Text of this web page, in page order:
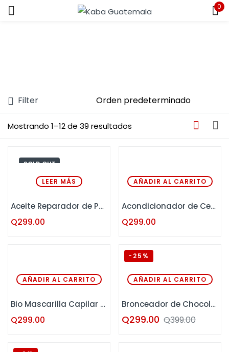
0
Mostrando 1–12 de 39 resultados
Filter
SOLD OUT
LEER MÁS
Aceite Reparador de Puntas La Receta 30 ml
Q299.00
AÑADIR AL CARRITO
Acondicionador de Ceramidas Kaba 500 ML
Q299.00
AÑADIR AL CARRITO
Bio Mascarilla Capilar Kaba 500 ML
Q299.00
AÑADIR AL CARRITO
-25%
Bronceador de Chocolate y Miel D’Luchi 196 mL
Q299.00 Q399.00
Remember me Lost password?
LOG IN